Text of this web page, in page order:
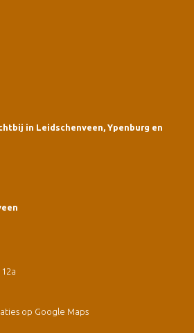
in Leidschenveen, Ypenburg en
op Google Maps